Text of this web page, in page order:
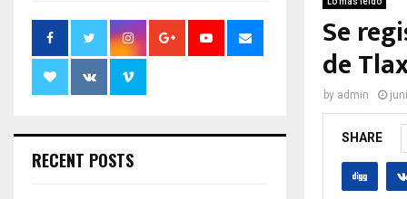
Se
de
by admin
SHARE
RECENT POSTS